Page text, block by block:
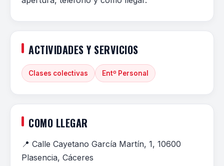
ACTIVIDADES Y SERVICIOS
Clases colectivas Entº Personal
COMO LLEGAR
📍 Calle Cayetano García Martín, 1, 10600
Plasencia, Cáceres